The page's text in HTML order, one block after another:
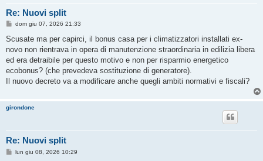
Re: Nuovi split
M
s
a
g
i
o
dom giu 07, 2026 21:33
Scusate ma per capirci, il bonus casa per i climatizzatori installati ex-
novo non rientrava in opera di manutenzione straordinaria in edilizia libera
ed era detraibile per questo motivo e non per risparmio energetico
ecobonus? (che prevedeva sostituzione di generatore).
Il nuovo decreto va a modificare anche quegli ambiti normativi e fiscali?
girondone
Re: Nuovi split
Mlun giu 08, 2026 10:29